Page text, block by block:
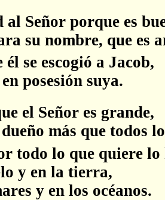
al Señor porque es
su nombre, que es
él se escogió a Jacob,
posesión suya.
el Señor es grande,
más que todos
todo lo que quiere lo
y en la tierra,
y en los océanos.